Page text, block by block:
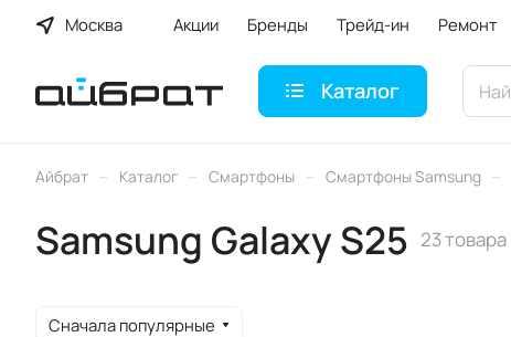
Москва Акции Бренды Трейд-ин Ремонт
Каталог
Айбрат – Каталог – Смартфоны – Смартфоны Samsung –
Samsung Galaxy S25 23 товара
Сначала популярные